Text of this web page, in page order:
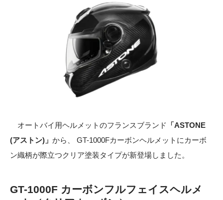
オートバイ⽤ヘルメットのフランスブランド
「ASTONE
(アストン)」 から、 GT-1000Fカーボンヘルメットにカーボ
ン織柄が際立つクリア塗装タイプが新登場しました。
GT-1000F カーボンフルフェイスヘルメ